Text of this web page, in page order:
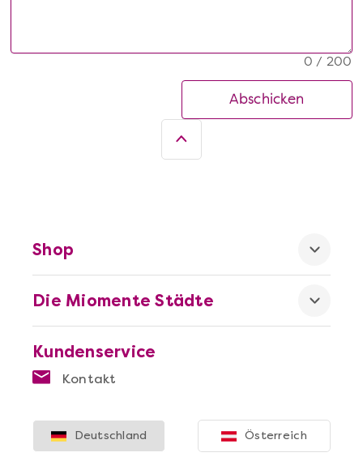
0 / 200
Abschicken
Kundenservice
Kontakt
Die Miomente Städte
Shop
Deutschland Österreich